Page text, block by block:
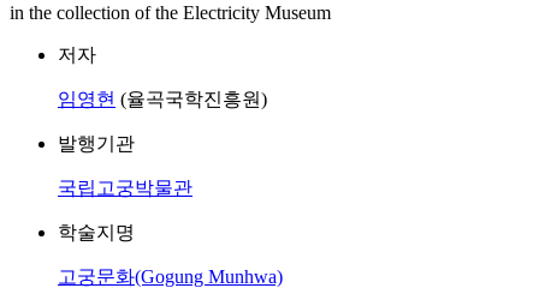
in the collection of the Electricity Museum
저자
임영현 (율곡국학진흥원)
발행기관
국립고궁박물관
학술지명
고궁문화(Gogung Munhwa)